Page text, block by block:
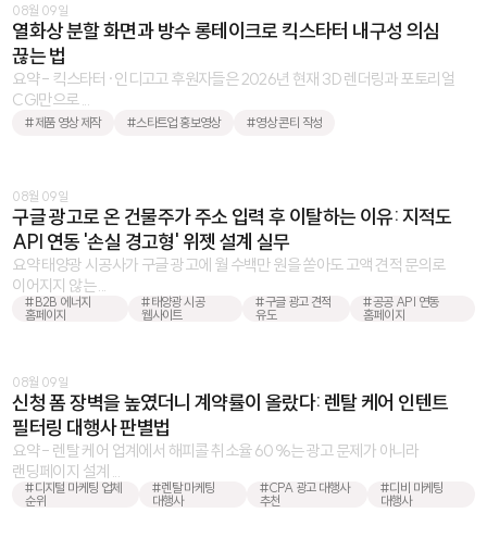
08월 09일
열화상 분할 화면과 방수 롱테이크로 킥스타터 내구성 의심
끊는 법
요약 - 킥스타터·인디고고 후원자들은 2026년 현재 3D 렌더링과 포토리얼
CGI만으로 ...
#제품 영상 제작 #스타트업 홍보영상 #영상 콘티 작성
08월 09일
구글 광고로 온 건물주가 주소 입력 후 이탈하는 이유: 지적도
API 연동 '손실 경고형' 위젯 설계 실무
요약 태양광 시공사가 구글 광고에 월 수백만 원을 쏟아도 고액 견적 문의로
이어지지 않는 ...
#B2B 에너지
홈페이지
#태양광 시공
웹사이트
#구글 광고 견적
유도
#공공 API 연동
홈페이지
08월 09일
신청 폼 장벽을 높였더니 계약률이 올랐다: 렌탈 케어 인텐트
필터링 대행사 판별법
요약 - 렌탈 케어 업계에서 해피콜 취소율 60%는 광고 문제가 아니라
랜딩페이지 설계 ...
#디지털 마케팅 업체
순위
#렌탈 마케팅
대행사
#CPA 광고 대행사
추천
#디비 마케팅
대행사